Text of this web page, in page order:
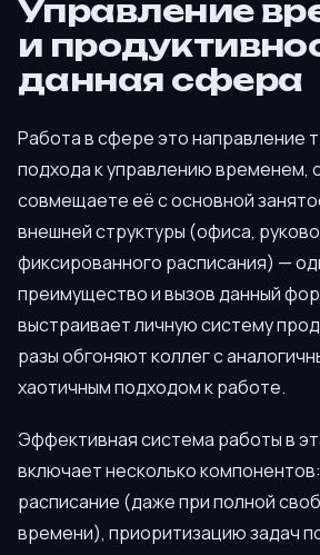
Управление
и
данная сфера
Работа в сфере это направление
подхода к управлению временем,
совмещаете её с основной
внешней структуры (офиса,
фиксированного расписания) —
преимущество и вызов данный
выстраивает личную систему
разы обгоняют коллег с
хаотичным подходом к работе.
Эффективная система работы в
включает несколько
расписание (даже при полной
времени), приоритизацию задач